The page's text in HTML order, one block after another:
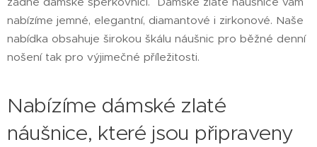
nabízíme jemné, elegantní, diamantové i zirkonové. Naše
nabídka obsahuje širokou škálu náušnic pro běžné denní
nošení tak pro výjimečné příležitosti.
Nabízíme dámské zlaté
náušnice, které jsou připraveny